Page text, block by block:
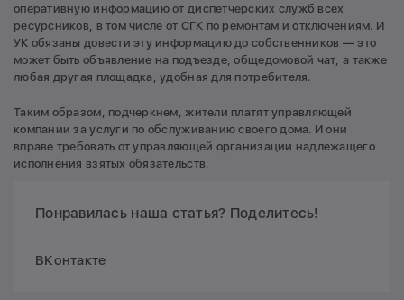
оперативную информацию от диспетчерских служб всех
ресурсников, в том числе от СГК по ремонтам и отключениям. И
УК обязаны довести эту информацию до собственников — это
может быть объявление на подъезде, общедомовой чат, а также
любая другая площадка, удобная для потребителя.
Таким образом, подчеркнем, жители платят управляющей
компании за услуги по обслуживанию своего дома. И они
вправе требовать от управляющей организации надлежащего
исполнения взятых обязательств.
Понравилась наша статья? Поделитесь!
ВКонтакте